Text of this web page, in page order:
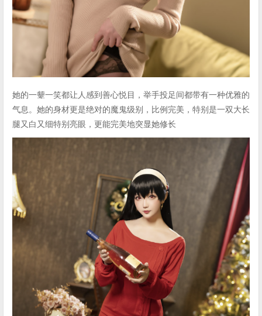
她的一颦一笑都让人感到善心悦目，举手投足间都带有一种优雅的
气息。她的身材更是绝对的魔鬼级别，比例完美，特别是一双大长
腿又白又细特别亮眼，更能完美地突显她修长